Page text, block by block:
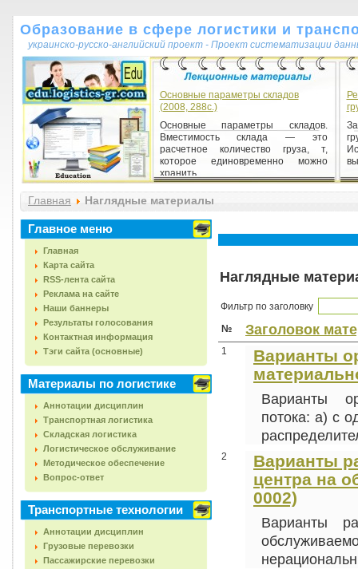
Образование в сфере логистики и
украинско-русско-английский проект - Проект систематизации
Основные параметры складов
(2008, 288с.)
Основные параметры складов.
Вместимость склада — это
расчетное количество груза, т,
которое единовременно можно
хранить ...
Главная Наглядные материалы
Главное меню
Главная
Карта сайта
RSS-лента сайта
Реклама на сайте
Наши баннеры
Результаты голосования
Контактная информация
Тэги сайта (основные)
Материалы по логистике
Аннотации дисциплин
Транспортная логистика
Складская логистика
Логистическое обслуживание
Методическое обеспечение
Вопрос-ответ
Транспортные технологии
Аннотации дисциплин
Грузовые перевозки
Пассажирские перевозки
Наглядные
Фильтр по заголовку
№
Заголовок
1
Варианты
Варианты
потока: а) с
2
Варианты
центра на
0002)
Варианты